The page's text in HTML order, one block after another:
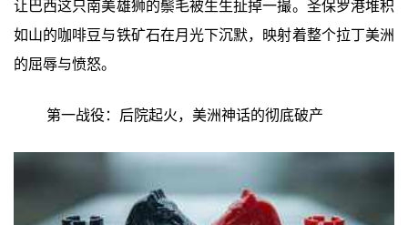
让巴西这只南美雄狮的鬃毛被生生扯掉一撮。圣保罗港堆积
如山的咖啡豆与铁矿石在月光下沉默，映射着整个拉丁美洲
的屈辱与愤怒。
第一战役：后院起火，美洲神话的彻底破产